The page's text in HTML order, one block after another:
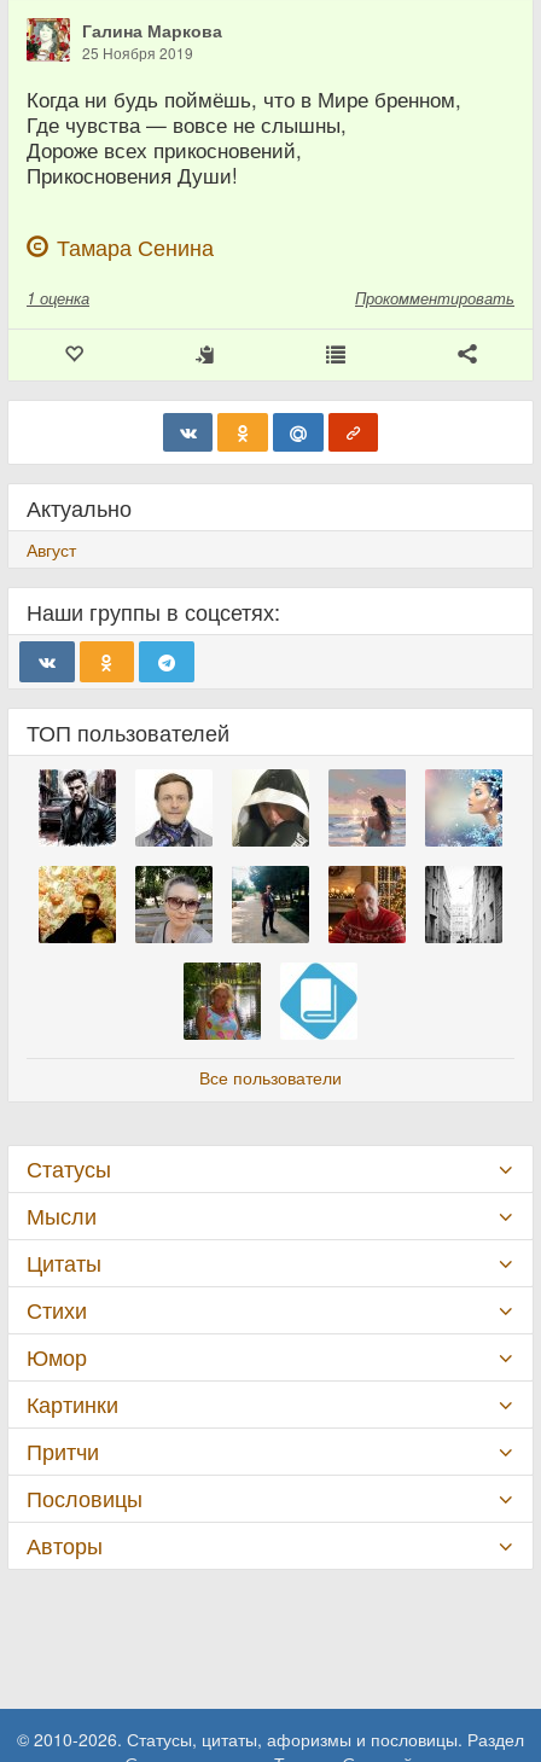
Галина Маркова
25 Ноября 2019
Когда ни будь поймёшь, что в Мире бренном,
Где чувства — вовсе не слышны,
Дороже всех прикосновений,
Прикосновения Души!
Тамара Сенина
1 оценка Прокомментировать
Актуально
Август
Наши группы в соцсетях:
ТОП пользователей
Все пользователи
Статусы
Мысли
Цитаты
Стихи
Юмор
Картинки
Притчи
Пословицы
Авторы
© 2010-2026. Статусы, цитаты, афоризмы и пословицы. Раздел